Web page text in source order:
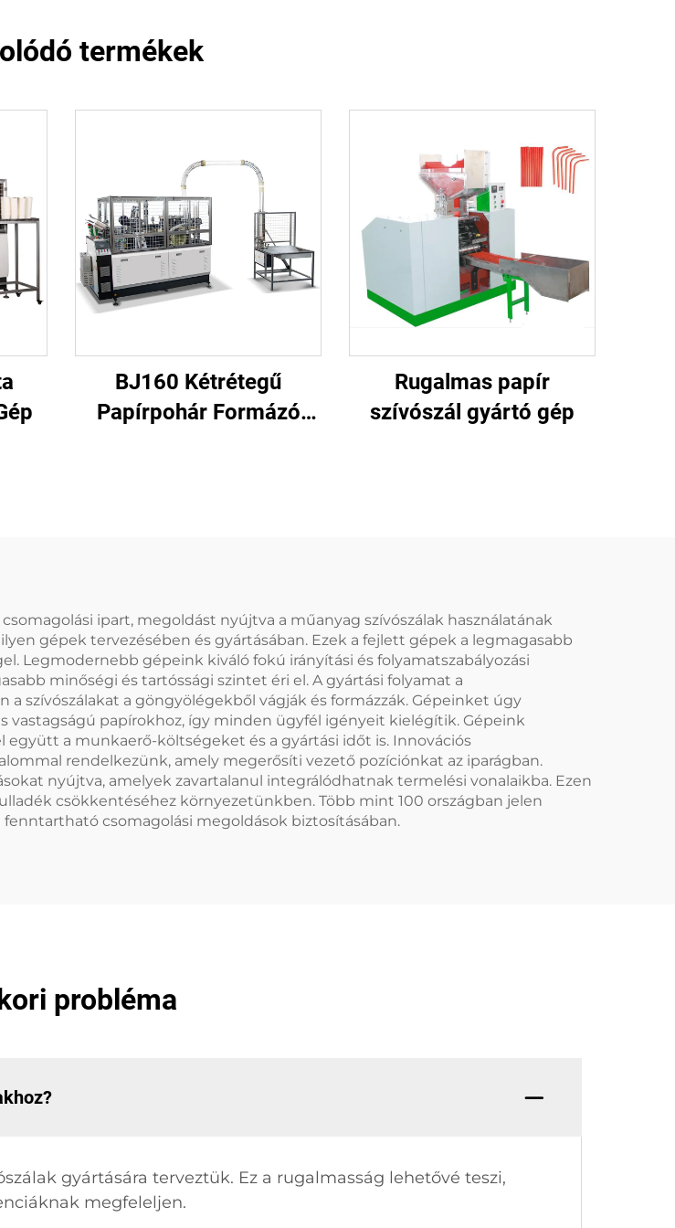
termékek
BJ160 Kétrétegű
Papírpohár Formázó
Rugalmas papír
szívószál gyártó gép
ipart, megoldást nyújtva a műanyag szívószálak használatának
gépek tervezésében és gyártásában. Ezek a fejlett gépek a legmagasabb
Legmodernebb gépeink kiváló fokú irányítási és folyamatszabályozási
minőségi és tartóssági szintet éri el. A gyártási folyamat a
szívószálakat a göngyölégekből vágják és formázzák. Gépeinket úgy
papírokhoz, így minden ügyfél igényeit kielégítik. Gépeink
a munkaerő-költségeket és a gyártási időt is. Innovációs
rendelkezünk, amely megerősíti vezető pozíciónkat az iparágban.
nyújtva, amelyek zavartalanul integrálódhatnak termelési vonalaikba. Ezen
csökkentéséhez környezetünkben. Több mint 100 országban jelen
csomagolási megoldások biztosításában.
probléma
gyártására terveztük. Ez a rugalmasság lehetővé teszi,
megfeleljen.